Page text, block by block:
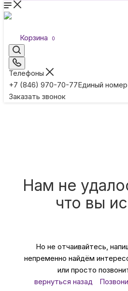
Корзина 0
Телефоны
+7 (846) 970-70-77Единый номер
Заказать звонок
Нам не
что вы
Но не отчаивайтесь,
непременно найдём
или просто
вернуться назад